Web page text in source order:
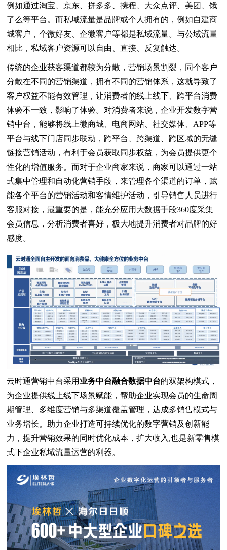
例如通过淘宝、京东、拼多多、携程、大众点评、美团、饿
了么等平台。而私域流量是品牌或个人拥有的，例如自建商
城客户，个微好友、企微客户等都是私域流量。与公域流量
相比，私域客户资源可以自由、直接、反复触达。
传统的企业获客渠道都较为分散，营销场景割裂，同个客户
分散在不同的营销渠道，拥有不同的营销体系，这就导致了
客户权益不能有效管理，让消费者的线上线下、跨平台消费
体验不一致，影响了体验。对消费者来说，企业开发数字营
销中台，能够将线上微商城、电商网站、社交媒体、APP等
平台与线下门店同步联动，跨平台、跨渠道、跨区域的无缝
链接营销活动，有利于会员获取同步权益，为会员提供更个
性化的增值服务。而对于企业商家来说，商家可以通过一站
式集中管理和自动化营销手段，来管理各个渠道的订单，赋
能各个平台的营销活动和客情维护活动，引导销售人员进行
客服对接，最重要的是，能充分应用大数据手段360度采集
会员信息，分析消费者喜好，极大地提升消费者对品牌的好
感度。
云时通营销中台采用业务中台融合数据中台的双架构模式，
为企业提供线上线下场景赋能，帮助企业实现会员的生命周
期管理、多维度营销与多渠道覆盖管理，达成多销售模式与
业务增长。助力企业打造可持续优化的数字营销及创新能
力，提升营销效果的同时优化成本，扩大收入,也是新零售模
式下企业私域流量运营的利器。